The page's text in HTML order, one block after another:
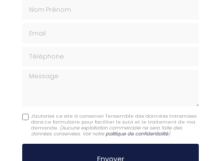
Message
J'autorise ce site à conserver l'ensemble des données transmises
dans ce formulaire pour faciliter le suivi et le traitement de ma
demande. (Aucune exploitation commerciale ne sera faite des
données conservées. Voir notrepolitique de confidentialité)